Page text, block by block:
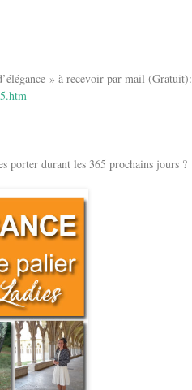
» à recevoir par mail (Gratuit):
durant les 365 prochains jours ?